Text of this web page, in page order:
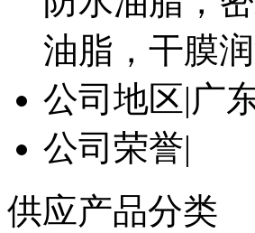
油脂，干膜
公司地区|广
公司荣誉|
供应产品分类